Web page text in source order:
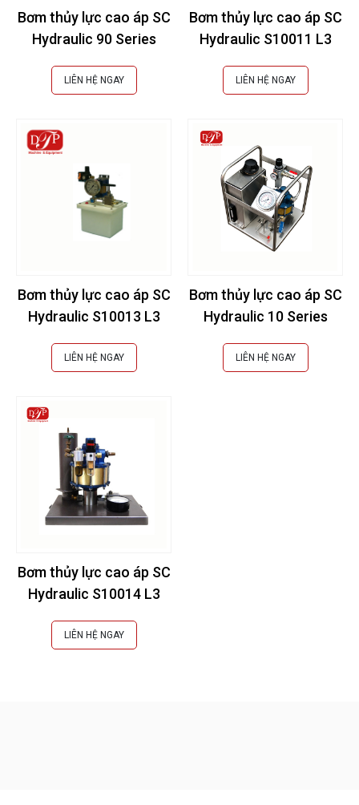
Bơm thủy lực cao áp SC
Hydraulic 90 Series
LIÊN HỆ NGAY
Bơm thủy lực cao áp SC
Hydraulic S10011 L3
LIÊN HỆ NGAY
Bơm thủy lực cao áp SC
Hydraulic S10013 L3
LIÊN HỆ NGAY
Bơm thủy lực cao áp SC
Hydraulic 10 Series
LIÊN HỆ NGAY
Bơm thủy lực cao áp SC
Hydraulic S10014 L3
LIÊN HỆ NGAY